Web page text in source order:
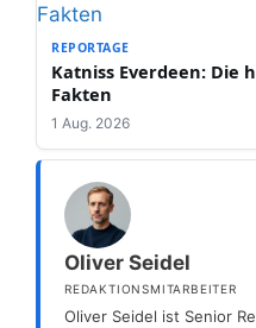
REPORTAGE
Katniss Everdeen: Die
Fakten
1 Aug. 2026
Oliver Seidel
REDAKTIONSMITARBEITER
Oliver Seidel ist Senior